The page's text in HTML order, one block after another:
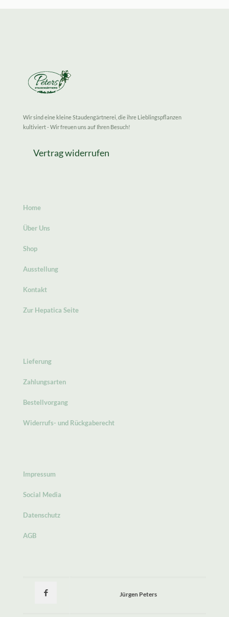
Wir sind eine kleine Staudengärtnerei, die ihre Lieblingspflanzen
kultiviert - Wir freuen uns auf Ihren Besuch!
Vertrag widerrufen
Home
Über Uns
Shop
Ausstellung
Kontakt
Zur Hepatica Seite
Lieferung
Zahlungsarten
Bestellvorgang
Widerrufs- und Rückgaberecht
Impressum
Social Media
Datenschutz
AGB
Jürgen Peters